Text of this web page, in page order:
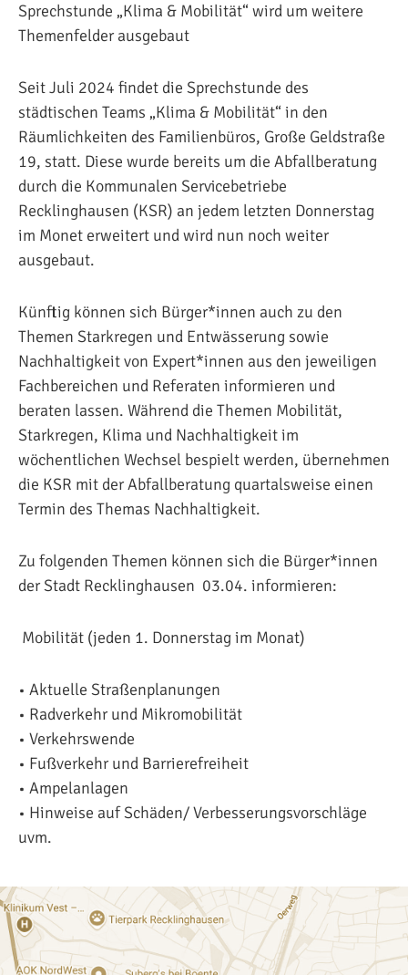
Sprechstunde „Klima & Mobilität“ wird um weitere
Themenfelder ausgebaut
Seit Juli 2024 findet die Sprechstunde des
städtischen Teams „Klima & Mobilität“ in den
Räumlichkeiten des Familienbüros, Große Geldstraße
19, statt. Diese wurde bereits um die Abfallberatung
durch die Kommunalen Servicebetriebe
Recklinghausen (KSR) an jedem letzten Donnerstag
im Monet erweitert und wird nun noch weiter
ausgebaut.
Künftig können sich Bürger*innen auch zu den
Themen Starkregen und Entwässerung sowie
Nachhaltigkeit von Expert*innen aus den jeweiligen
Fachbereichen und Referaten informieren und
beraten lassen. Während die Themen Mobilität,
Starkregen, Klima und Nachhaltigkeit im
wöchentlichen Wechsel bespielt werden, übernehmen
die KSR mit der Abfallberatung quartalsweise einen
Termin des Themas Nachhaltigkeit.
Zu folgenden Themen können sich die Bürger*innen
der Stadt Recklinghausen 03.04. informieren:
Mobilität (jeden 1. Donnerstag im Monat)
• Aktuelle Straßenplanungen
• Radverkehr und Mikromobilität
• Verkehrswende
• Fußverkehr und Barrierefreiheit
• Ampelanlagen
• Hinweise auf Schäden/ Verbesserungsvorschläge
uvm.